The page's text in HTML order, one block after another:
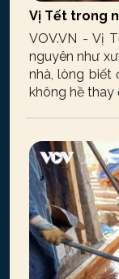
Vị Tết trong
VOV.VN - Vị
nguyên như
nhà, lòng biết
không hề thay